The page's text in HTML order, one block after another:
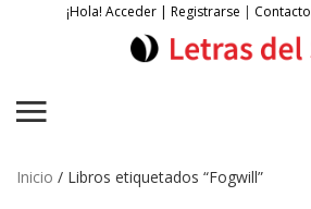
¡Hola! Acceder | Registrarse | Contacto
Inicio / Libros etiquetados “Fogwill”